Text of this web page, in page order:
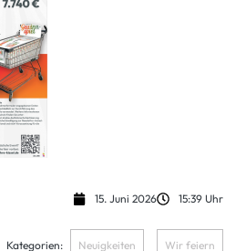
15. Juni 2026 15:39 Uhr
Kategorien: Neuigkeiten Wir feiern